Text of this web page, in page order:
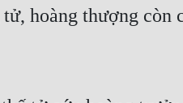
hoàng thượng